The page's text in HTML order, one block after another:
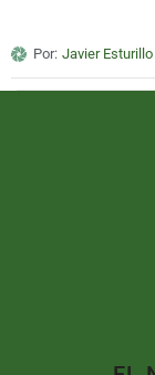
Por: Javier Esturillo